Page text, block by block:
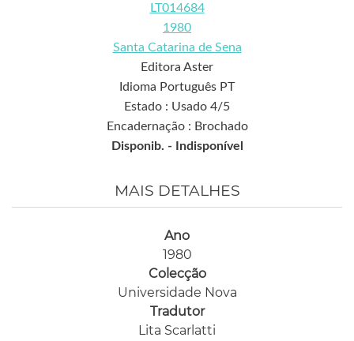
LT014684
1980
Santa Catarina de Sena
Editora Aster
Idioma Português PT
Estado : Usado 4/5
Encadernação : Brochado
Disponib. -
Indisponível
MAIS DETALHES
Ano
1980
Colecção
Universidade Nova
Tradutor
Lita Scarlatti